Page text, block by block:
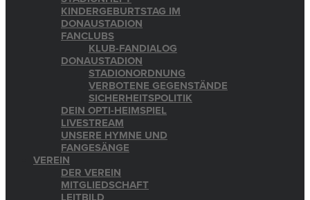
KINDERGEBURTSTAG IM
DONAUSTADION
FANCLUBS
KLUB-FANDIALOG
DONAUSTADION
STADIONORDNUNG
VERBOTENE GEGENSTÄNDE
SICHERHEITSPOLITIK
DEIN OPTI-HEIMSPIEL
LIVESTREAM
UNSERE HYMNE UND
FANGESÄNGE
VEREIN
DER VEREIN
MITGLIEDSCHAFT
LEITBILD